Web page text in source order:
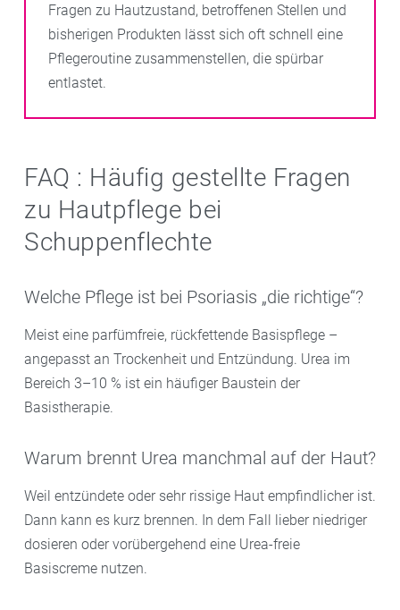
Fragen zu Hautzustand, betroffenen Stellen und
bisherigen Produkten lässt sich oft schnell eine
Pflegeroutine zusammenstellen, die spürbar
entlastet.
FAQ : Häufig gestellte Fragen
zu Hautpflege bei
Schuppenflechte
Welche Pflege ist bei Psoriasis „die richtige“?
Meist eine parfümfreie, rückfettende Basispflege –
angepasst an Trockenheit und Entzündung. Urea im
Bereich 3–10 % ist ein häufiger Baustein der
Basistherapie.
Warum brennt Urea manchmal auf der Haut?
Weil entzündete oder sehr rissige Haut empfindlicher ist.
Dann kann es kurz brennen. In dem Fall lieber niedriger
dosieren oder vorübergehend eine Urea-freie
Basiscreme nutzen.